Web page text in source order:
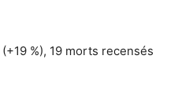
%), 19 morts recensés